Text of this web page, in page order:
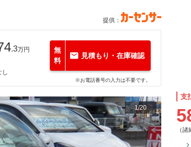
提供：
.3万円
し
無
料
見積もり・在庫確認
※お電話番号の入力は不要です。
1/20
支
（